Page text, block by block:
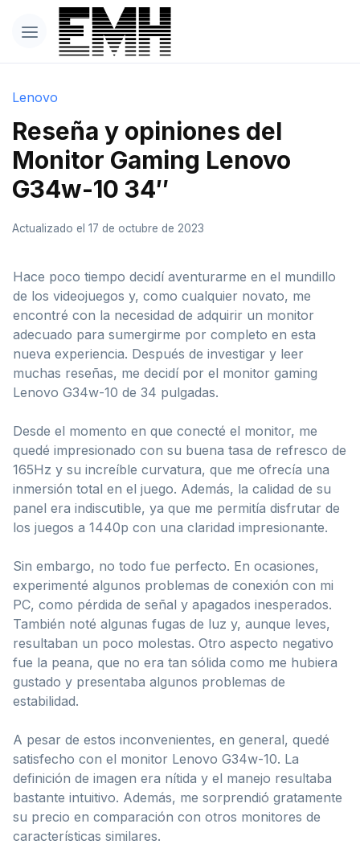
Lenovo
Reseña y opiniones del
Monitor Gaming Lenovo
G34w-10 34″
Actualizado el 17 de octubre de 2023
Hace poco tiempo decidí aventurarme en el mundillo
de los videojuegos y, como cualquier novato, me
encontré con la necesidad de adquirir un monitor
adecuado para sumergirme por completo en esta
nueva experiencia. Después de investigar y leer
muchas reseñas, me decidí por el monitor gaming
Lenovo G34w-10 de 34 pulgadas.
Desde el momento en que conecté el monitor, me
quedé impresionado con su buena tasa de refresco de
165Hz y su increíble curvatura, que me ofrecía una
inmersión total en el juego. Además, la calidad de su
panel era indiscutible, ya que me permitía disfrutar de
los juegos a 1440p con una claridad impresionante.
Sin embargo, no todo fue perfecto. En ocasiones,
experimenté algunos problemas de conexión con mi
PC, como pérdida de señal y apagados inesperados.
También noté algunas fugas de luz y, aunque leves,
resultaban un poco molestas. Otro aspecto negativo
fue la peana, que no era tan sólida como me hubiera
gustado y presentaba algunos problemas de
estabilidad.
A pesar de estos inconvenientes, en general, quedé
satisfecho con el monitor Lenovo G34w-10. La
definición de imagen era nítida y el manejo resultaba
bastante intuitivo. Además, me sorprendió gratamente
su precio en comparación con otros monitores de
características similares.